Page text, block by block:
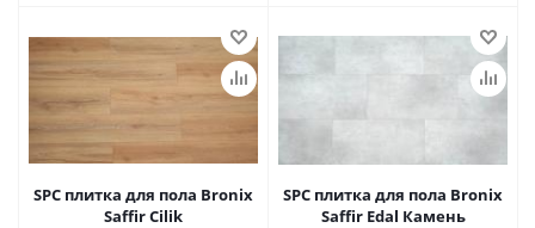
SPC плитка для пола Bronix
Saffir Cilik
SPC плитка для пола Bronix
Saffir Edal Камень